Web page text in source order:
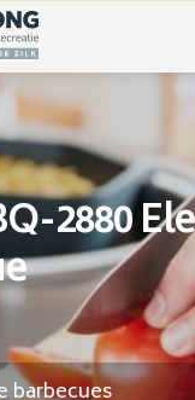
2880
barbecues